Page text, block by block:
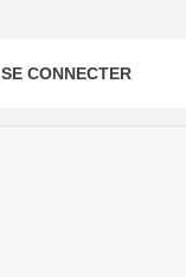
SE CONNECTER